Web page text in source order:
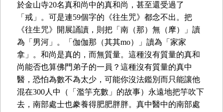
於金山寺20名真和尚中的真和尚，甚至還受過了
「戒」。可是連59個字的《往生咒》都念不出。把
《往生咒》開展誦讀，則把「南（那）無（摩）」讀
為「男河」。「伽伽那（其其mo）」讀為「家家
拿」。和尚是真的，而無質量。這種沒有質量的真和
尚能否也算佛門弟子的一員？這種沒有質量的真中
醫，恐怕為數不為太少，可能你沒法鑑別而只能讓他
混在300人中（「濫竽充數」的故事）永遠地把竽吹下
去，南部處士也豢養得肥肥胖胖。真中醫中的南部處